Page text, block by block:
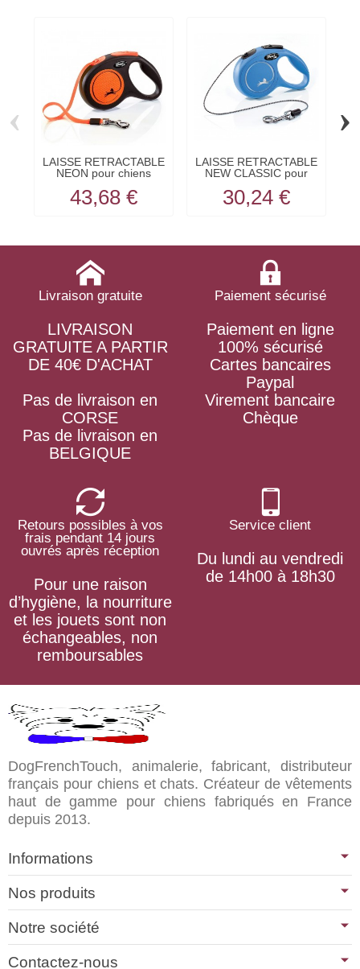
LAISSE RETRACTABLE
NEON pour chiens
43,68 €
LAISSE RETRACTABLE
NEW CLASSIC pour
30,24 €
‹ ›
Livraison gratuite
LIVRAISON
GRATUITE A PARTIR
DE 40€ D'ACHAT
Pas de livraison en
CORSE
Pas de livraison en
BELGIQUE
Paiement sécurisé
Paiement en ligne
100% sécurisé
Cartes bancaires
Paypal
Virement bancaire
Chèque
Retours possibles à vos
frais pendant 14 jours
ouvrés après réception
Pour une raison
d’hygiène, la nourriture
et les jouets sont non
échangeables, non
remboursables
Service client
Du lundi au vendredi
de 14h00 à 18h30
DogFrenchTouch, animalerie, fabricant, distributeur
français pour chiens et chats. Créateur de vêtements
haut de gamme pour chiens fabriqués en France
depuis 2013.
Informations
Nos produits
Notre société
Contactez-nous